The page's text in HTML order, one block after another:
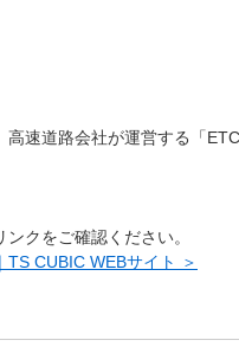
速道路会社が運営する「
クをご確認ください。
CUBIC WEBサイト ＞